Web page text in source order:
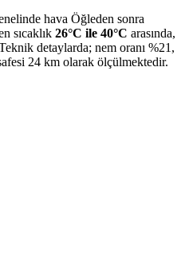
hava Öğleden sonra
sıcaklık 26°C ile 40°C arasında,
detaylarda; nem oranı %21,
24 km olarak ölçülmektedir.